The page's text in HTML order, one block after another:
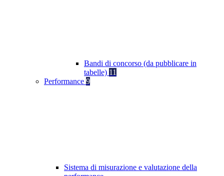
Bandi di concorso (da pubblicare in
tabelle) 11
Performance 9
Sistema di misurazione e valutazione della